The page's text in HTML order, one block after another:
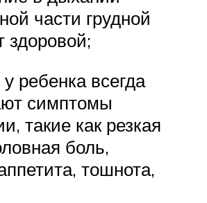
части грудной
здоровой;
ребенка всегда
симптомы
такие как резкая
боль,
тошнота,